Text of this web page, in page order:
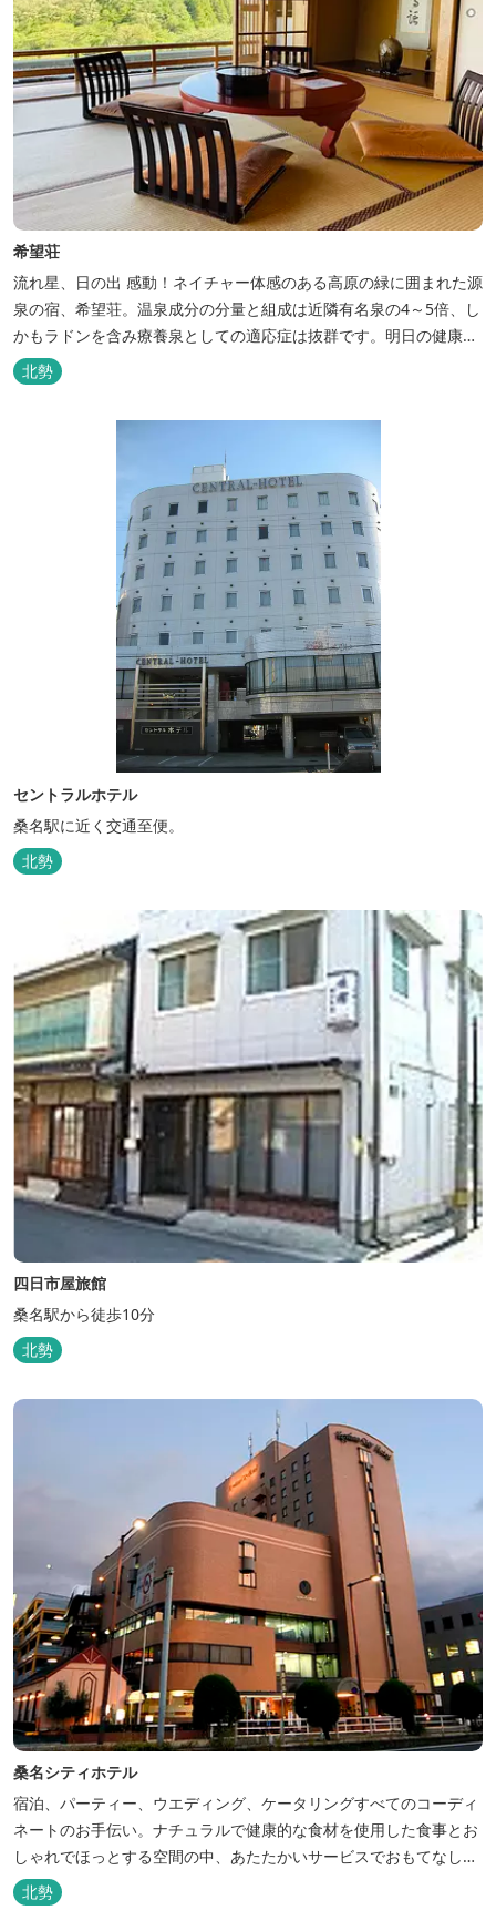
希望荘
流れ星、日の出 感動！ネイチャー体感のある高原の緑に囲まれた源
泉の宿、希望荘。温泉成分の分量と組成は近隣有名泉の4～5倍、し
かもラドンを含み療養泉としての適応症は抜群です。明日の健康
に、ご宿泊はもちろん日帰り入浴もお気軽にお立ち寄り下さい。 熱
気浴ラドンの泉も新たにオープン！ぜひご利用ください。
北勢
セントラルホテル
桑名駅に近く交通至便。
北勢
四日市屋旅館
桑名駅から徒歩10分
北勢
桑名シティホテル
宿泊、パーティー、ウエディング、ケータリングすべてのコーディ
ネートのお手伝い。ナチュラルで健康的な食材を使用した食事とお
しゃれでほっとする空間の中、あたたかいサービスでおもてなしい
たします。
北勢